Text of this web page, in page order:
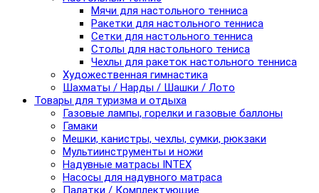
Мячи для настольного тенниса
Ракетки для настольного тенниса
Сетки для настольного тенниса
Столы для настольного тениса
Чехлы для ракеток настольного тенниса
Художественная гимнастика
Шахматы / Нарды / Шашки / Лото
Товары для туризма и отдыха
Газовые лампы, горелки и газовые баллоны
Гамаки
Мешки, канистры, чехлы, сумки, рюкзаки
Мультиинструменты и ножи
Надувные матрасы INTEX
Насосы для надувного матраса
Палатки / Комплектующие